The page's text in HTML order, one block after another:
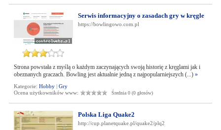
Serwis informacyjny o zasadach gry w kręgle
https://bowlingowo.com.pl
Strona powstała z myślą o każdym zaczynających swoją historię z kręglami jak i
obeznanych graczach. Bowling jest aktualnie jedną z najpopularniejszych (...) »
Kategorie: Hobby| Gry
Ocena użytkowników www:
Średnia 0 (0 głosów)
Polska Liga Quake2
http://cup.planetquake.pl/quake2/plq2